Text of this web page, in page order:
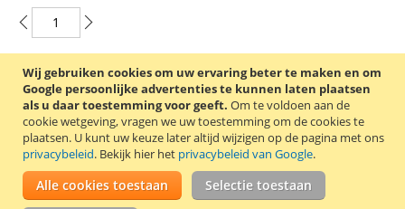
Wij gebruiken cookies om uw ervaring beter te maken en om
Google persoonlijke advertenties te kunnen laten plaatsen
als u daar toestemming voor geeft. Om te voldoen aan de
cookie wetgeving, vragen we uw toestemming om de cookies te
plaatsen. U kunt uw keuze later altijd wijzigen op de pagina met ons
privacybeleid. Bekijk hier het privacybeleid van Google.
Alle cookies toestaan Selectie toestaan
In Winkelwagen
VOEG TOE AAN VERLANGLIJST
TOEVOEGEN OM TE VERGELIJKEN